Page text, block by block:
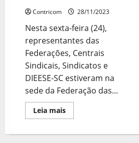
Contricom 28/11/2023
Nesta sexta-feira (24),
representantes das
Federações, Centrais
Sindicais, Sindicatos e
DIEESE-SC estiveram na
sede da Federação das...
Leia maisLeia
mais
de